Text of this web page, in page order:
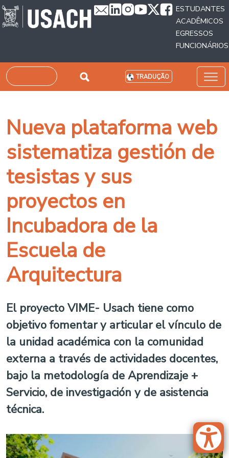
Passar para o conteúdo principal
ESTUDANTES
ACADÊMICOS
EGRESSOS
FUNCIONÁRIOS
Pesquisar TRADUÇÃO
Nueva plataforma web
sistematiza gestión de
tesistas y sus
proyectos en
Incubadora de la
Escuela de
Arquitectura
El proyecto VIME- Usach tiene como
objetivo fomentar y articular el vínculo de
la unidad académica con la comunidad
externa a través de actividades docentes,
bajo la metodología de Aprendizaje +
Servicio, de investigación y de asistencia
técnica.